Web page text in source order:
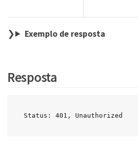
Exemplo de resposta
Resposta
Status: 401, Unauthorized